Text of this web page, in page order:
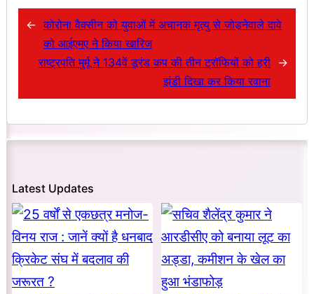
← कोरोना वैक्सीन को युवाओं में अचानक मृत्यु से जोड़नेवाले दावे
को आईएमए ने किया खारिज
राष्ट्रपति मुर्मू ने 134वें डूरंड कप की तीन ट्रॉफियों को हरी
झंडी दिखा कर किया रवाना
→
Latest Updates